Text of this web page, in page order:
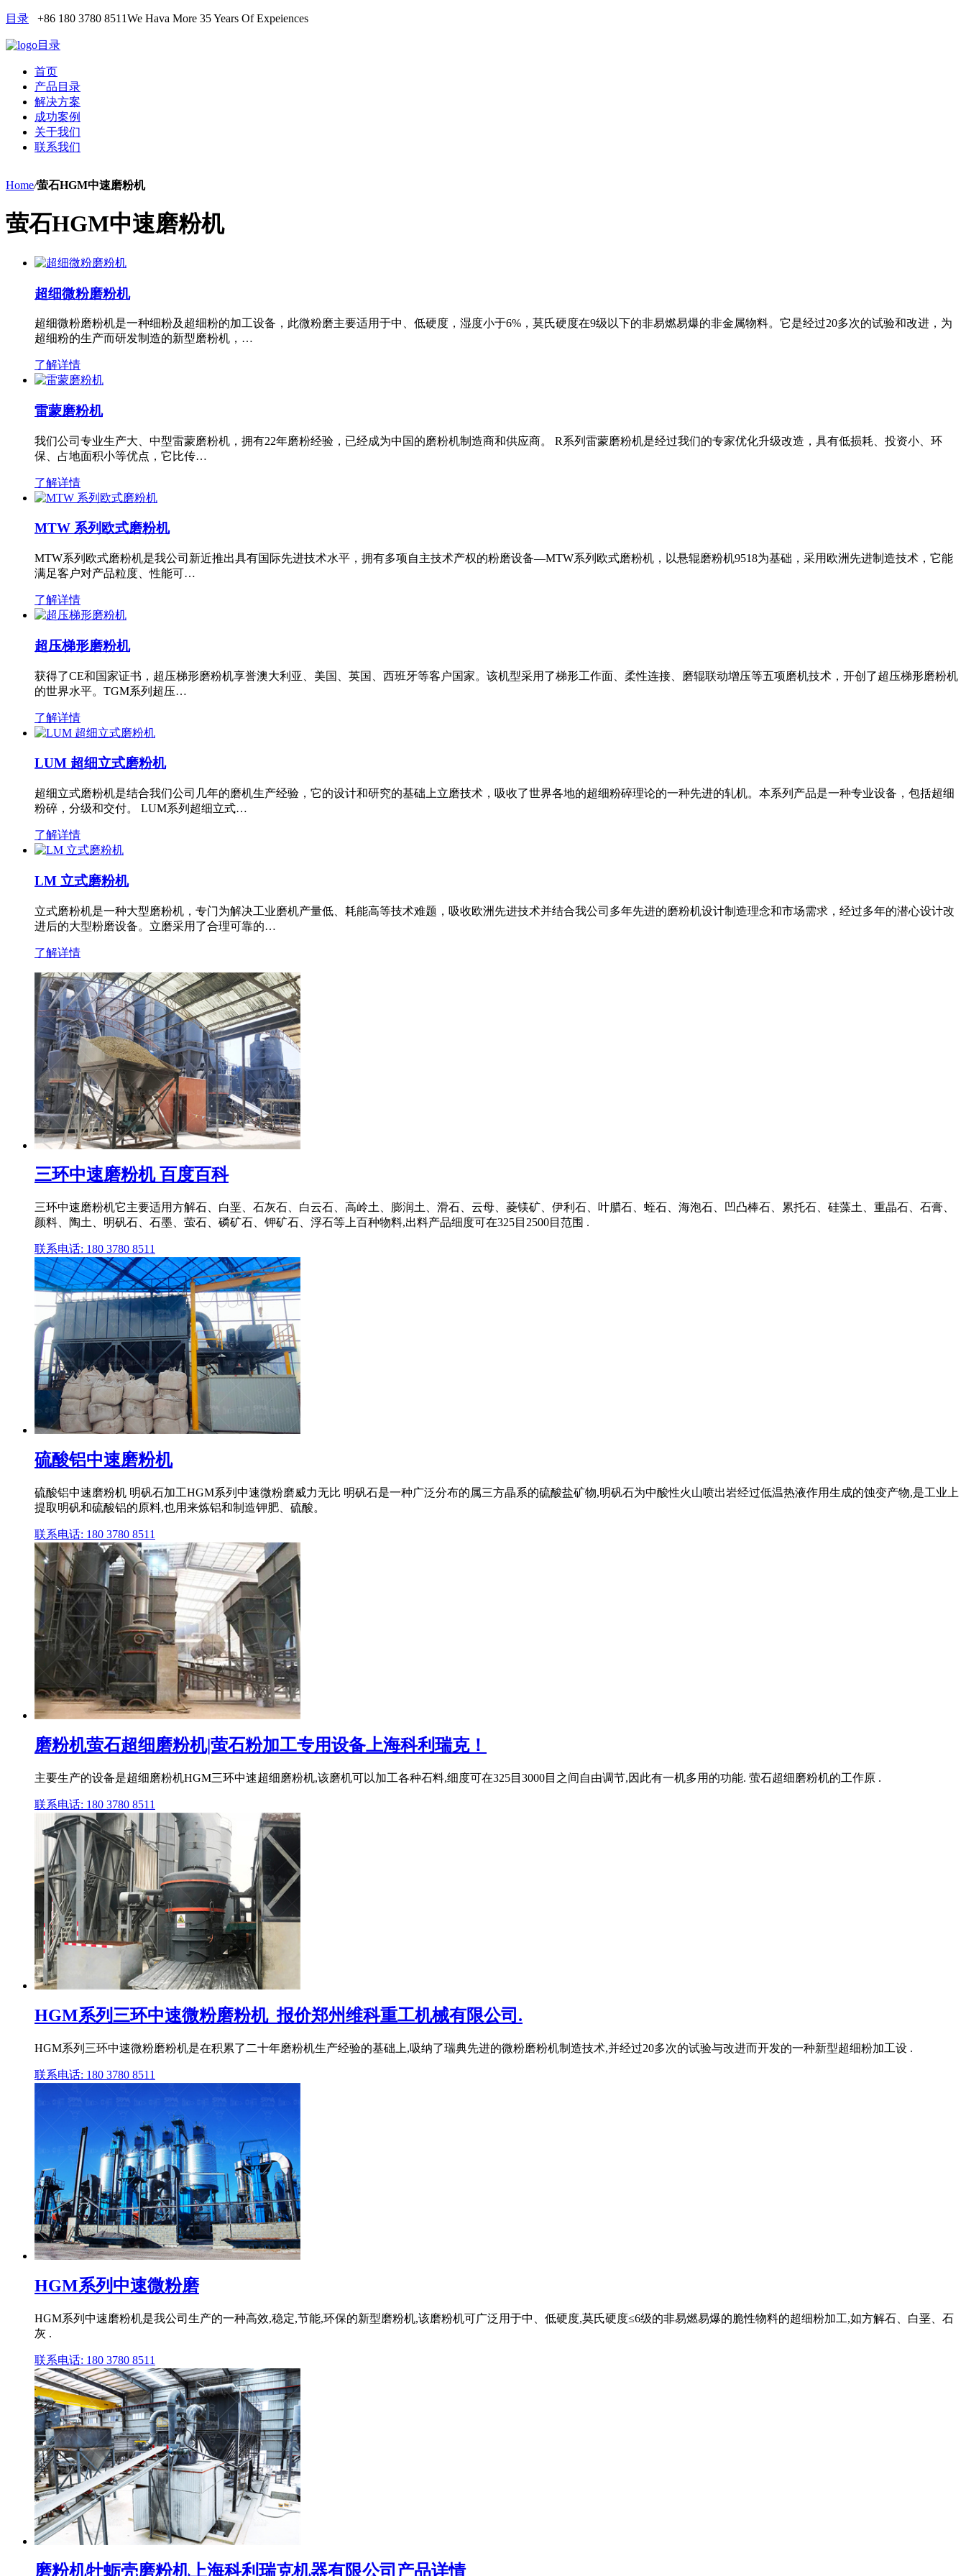
目录 +86 180 3780 8511We Hava More 35 Years Of Expeiences
目录
首页
产品目录
解决方案
成功案例
关于我们
联系我们
Home/萤石HGM中速磨粉机
萤石HGM中速磨粉机
超细微粉磨粉机
超细微粉磨粉机是一种细粉及超细粉的加工设备，此微粉磨主要适用于中、低硬度，湿度小于6%，莫氏硬度在9级以下的非易燃易爆的非金属物料。它是经过20多次的试验和改进，为
超细粉的生产而研发制造的新型磨粉机，…
了解详情
雷蒙磨粉机
我们公司专业生产大、中型雷蒙磨粉机，拥有22年磨粉经验，已经成为中国的磨粉机制造商和供应商。 R系列雷蒙磨粉机是经过我们的专家优化升级改造，具有低损耗、投资小、环
保、占地面积小等优点，它比传…
了解详情
MTW 系列欧式磨粉机
MTW系列欧式磨粉机是我公司新近推出具有国际先进技术水平，拥有多项自主技术产权的粉磨设备—MTW系列欧式磨粉机，以悬辊磨粉机9518为基础，采用欧洲先进制造技术，它能
满足客户对产品粒度、性能可…
了解详情
超压梯形磨粉机
获得了CE和国家证书，超压梯形磨粉机享誉澳大利亚、美国、英国、西班牙等客户国家。该机型采用了梯形工作面、柔性连接、磨辊联动增压等五项磨机技术，开创了超压梯形磨粉机
的世界水平。TGM系列超压…
了解详情
LUM 超细立式磨粉机
超细立式磨粉机是结合我们公司几年的磨机生产经验，它的设计和研究的基础上立磨技术，吸收了世界各地的超细粉碎理论的一种先进的轧机。本系列产品是一种专业设备，包括超细
粉碎，分级和交付。 LUM系列超细立式…
了解详情
LM 立式磨粉机
立式磨粉机是一种大型磨粉机，专门为解决工业磨机产量低、耗能高等技术难题，吸收欧洲先进技术并结合我公司多年先进的磨粉机设计制造理念和市场需求，经过多年的潜心设计改
进后的大型粉磨设备。立磨采用了合理可靠的…
了解详情
三环中速磨粉机 百度百科
三环中速磨粉机它主要适用方解石、白垩、石灰石、白云石、高岭土、膨润土、滑石、云母、菱镁矿、伊利石、叶腊石、蛭石、海泡石、凹凸棒石、累托石、硅藻土、重晶石、石膏、
颜料、陶土、明矾石、石墨、萤石、磷矿石、钾矿石、浮石等上百种物料,出料产品细度可在325目2500目范围 .
联系电话: 180 3780 8511
硫酸铝中速磨粉机
硫酸铝中速磨粉机 明矾石加工HGM系列中速微粉磨威力无比 明矾石是一种广泛分布的属三方晶系的硫酸盐矿物,明矾石为中酸性火山喷出岩经过低温热液作用生成的蚀变产物,是工业上
提取明矾和硫酸铝的原料,也用来炼铝和制造钾肥、硫酸。
联系电话: 180 3780 8511
磨粉机萤石超细磨粉机|萤石粉加工专用设备上海科利瑞克！
主要生产的设备是超细磨粉机HGM三环中速超细磨粉机,该磨机可以加工各种石料,细度可在325目3000目之间自由调节,因此有一机多用的功能. 萤石超细磨粉机的工作原 .
联系电话: 180 3780 8511
HGM系列三环中速微粉磨粉机_报价郑州维科重工机械有限公司.
HGM系列三环中速微粉磨粉机是在积累了二十年磨粉机生产经验的基础上,吸纳了瑞典先进的微粉磨粉机制造技术,并经过20多次的试验与改进而开发的一种新型超细粉加工设 .
联系电话: 180 3780 8511
HGM系列中速微粉磨
HGM系列中速磨粉机是我公司生产的一种高效,稳定,节能,环保的新型磨粉机,该磨粉机可广泛用于中、低硬度,莫氏硬度≤6级的非易燃易爆的脆性物料的超细粉加工,如方解石、白垩、石
灰 .
联系电话: 180 3780 8511
磨粉机牡蛎壳磨粉机上海科利瑞克机器有限公司产品详情